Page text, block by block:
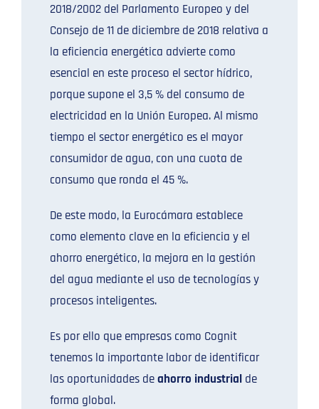
2018/2002 del Parlamento Europeo y del
Consejo de 11 de diciembre de 2018 relativa a
la eficiencia energética advierte como
esencial en este proceso el sector hídrico,
porque supone el 3,5 % del consumo de
electricidad en la Unión Europea. Al mismo
tiempo el sector energético es el mayor
consumidor de agua, con una cuota de
consumo que ronda el 45 %.
De este modo, la Eurocámara establece
como elemento clave en la eficiencia y el
ahorro energético, la mejora en la gestión
del agua mediante el uso de tecnologías y
procesos inteligentes.
Es por ello que empresas como Cognit
tenemos la importante labor de identificar
las oportunidades deahorro industrialde
forma global.